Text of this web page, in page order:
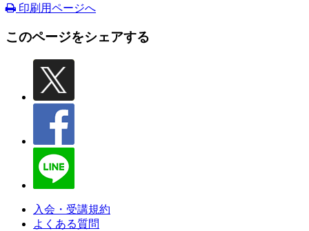
印刷用ページへ
このページをシェアする
入会・受講規約
よくある質問